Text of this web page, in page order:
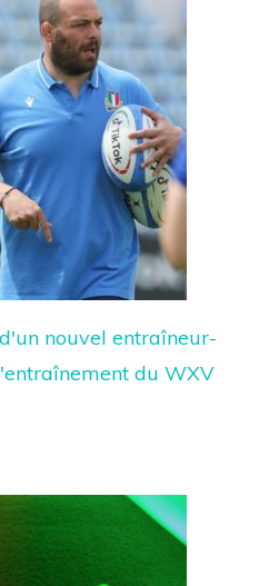
nouvel entraîneur-
du WXV